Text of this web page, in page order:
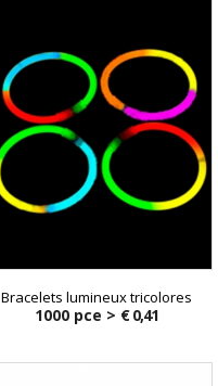
Bracelets lumineux tricolores
1000 pce > € 0,41